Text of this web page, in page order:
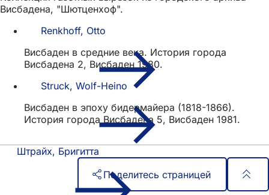
Висбадена, "Шютценхоф".
Renkhoff, Otto
Висбаден в средние века. История города
Висбадена 2, Висбаден 1980.
Struck, Wolf-Heino
Висбаден в эпоху бидермайера (1818-1866).
История города Висбадена 5, Висбаден 1981.
Штрайх, Бригитта
Поделитесь страницей